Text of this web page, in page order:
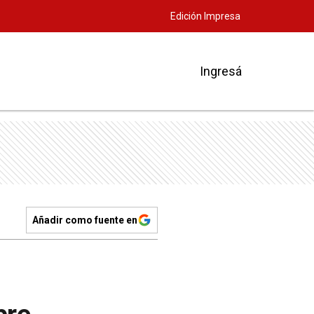
Edición Impresa
Ingresá
Añadir como fuente en